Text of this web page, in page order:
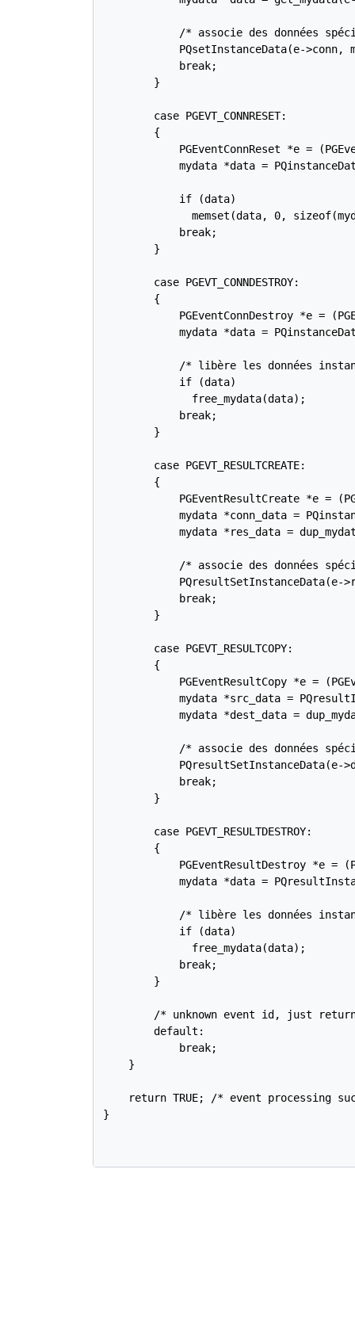
/* associe des données
PQsetInstanceData(e->conn,
            break;
        }
        case PGEVT_CONNRESET:
        {
PGEventConnReset *e =
mydata *data =
            if (data)
memset(data, 0,
            break;
        }
        case PGEVT_CONNDESTROY:
        {
PGEventConnDestroy *e =
mydata *data =
/* libère les données
            if (data)
              free_mydata(data);
            break;
        }
        case PGEVT_RESULTCREATE:
        {
PGEventResultCreate *e =
mydata *conn_data =
mydata *res_data =
/* associe des données
PQresultSetInstanceData(e-
            break;
        }
        case PGEVT_RESULTCOPY:
        {
PGEventResultCopy *e =
mydata *src_data =
mydata *dest_data =
/* associe des données
PQresultSetInstanceData(e-
            break;
        }
        case PGEVT_RESULTDESTROY:
        {
PGEventResultDestroy *e =
mydata *data =
/* libère les données
            if (data)
              free_mydata(data);
            break;
        }
/* unknown event id, just
        default:
            break;
    }
return TRUE; /* event processing
}